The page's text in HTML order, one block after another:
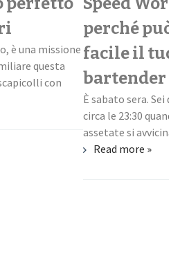
è una missione
questa
con
perché può
facile il tuo
bartender
È sabato sera. Sei
circa le 23:30
assetate si avvicina
Read more »